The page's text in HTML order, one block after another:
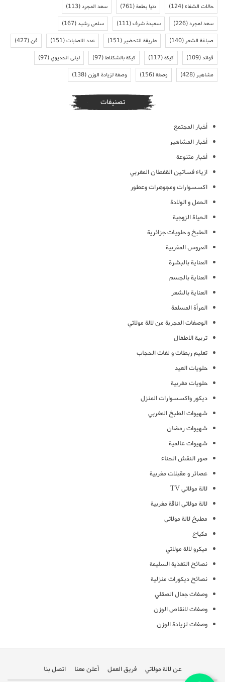
حالات الشفاء(124) دنيا بطمة(761) سعد المجرد(113)
سعد لمجرد(226) سعيدة شرف(111) سلمى رشيد(167)
صباغة الشعر (140) طريقة التحضير (151) عدد الاصابات(151) فن(427)
فوائد(109) كيكة(117) كيكة بالشكلاط(97) ليلى الحديوي(97)
مشاهير (428) وصفة(156) وصفة لزيادة الوزن(138)
تصنيفات
أخبار المجتمع
أخبار المشاهير
أخبار متنوعة
ازياء فساتين القفطان المغربي
اكسسوارات ومجوهرات وعطور
الحمل و الولادة
الحياة الزوجية
الطبخ و حلويات جزائرية
العروس المغربية
العناية بالبشرة
العناية بالجسم
العناية بالشعر
المرأة المسلمة
الوصفات المجربة من لالة مولاتي
تربية الاطفال
تعليم ربطات و لفات الحجاب
حلويات العيد
حلويات مغربية
ديكور واكسسوارات المنزل
شهيوات الطبخ المغربي
شهيوات رمضان
شهيوات عالمية
صور النقش الحناء
عصائر و مقبلات مغربية
لالة مولاتي TV
لالة مولاتي اناقة مغربية
مطبخ لالة مولاتي
مكياج
ميكرو لالة مولاتي
نصائح التغذية السليمة
نصائح ديكورات منزلية
وصفات جمال الصقلي
وصفات لانقاص الوزن
وصفات لزيادة الوزن
عن لالة مولاتي فريق العمل أعلن معنا اتصل بنا